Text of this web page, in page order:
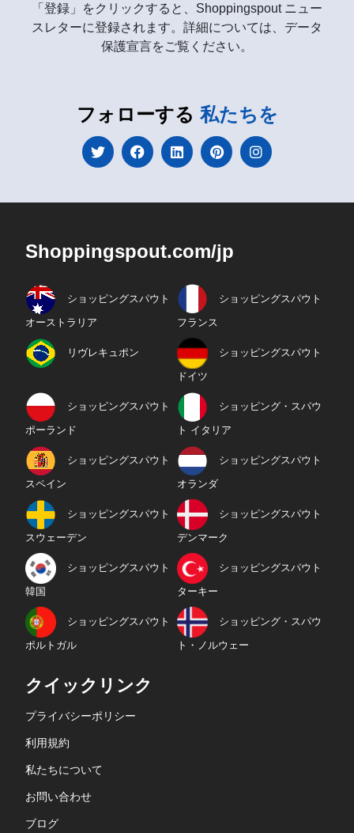
「登録」をクリックすると、Shoppingspout ニュー
スレターに登録されます。詳細については、データ
保護宣言をご覧ください。
フォローする 私たちを
Shoppingspout.com/jp
ショッピングスパウト
オーストラリア
ショッピングスパウト
フランス
リヴレキュポン ショッピングスパウト
ドイツ
ショッピングスパウト
ポーランド
ショッピング・スパウ
ト イタリア
ショッピングスパウト
スペイン
ショッピングスパウト
オランダ
ショッピングスパウト
スウェーデン
ショッピングスパウト
デンマーク
ショッピングスパウト
韓国
ショッピングスパウト
ターキー
ショッピングスパウト
ポルトガル
ショッピング・スパウ
ト・ノルウェー
クイックリンク
プライバシーポリシー
利用規約
私たちについて
お問い合わせ
ブログ